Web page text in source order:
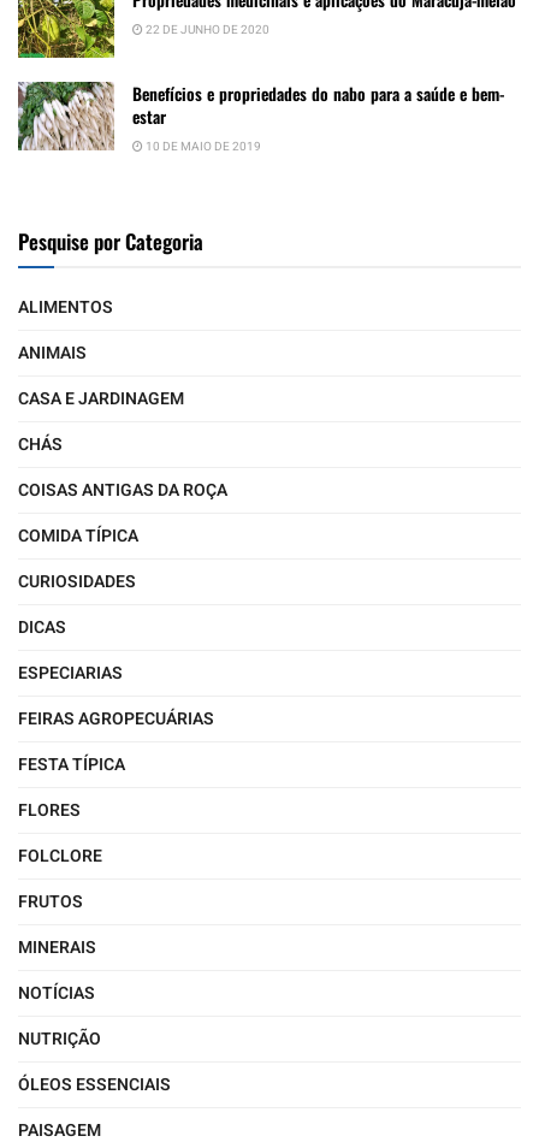
22 DE JUNHO DE 2020
Benefícios e propriedades do nabo para a saúde e bem-
estar
10 DE MAIO DE 2019
Pesquise por Categoria
ALIMENTOS
ANIMAIS
CASA E JARDINAGEM
CHÁS
COISAS ANTIGAS DA ROÇA
COMIDA TÍPICA
CURIOSIDADES
DICAS
ESPECIARIAS
FEIRAS AGROPECUÁRIAS
FESTA TÍPICA
FLORES
FOLCLORE
FRUTOS
MINERAIS
NOTÍCIAS
NUTRIÇÃO
ÓLEOS ESSENCIAIS
PAISAGEM